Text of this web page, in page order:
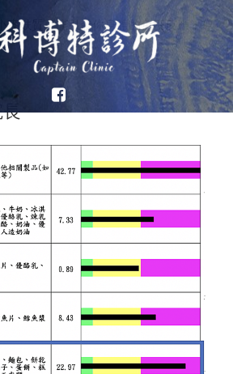
小麥麩質可能引發你身體的免疫反應，導